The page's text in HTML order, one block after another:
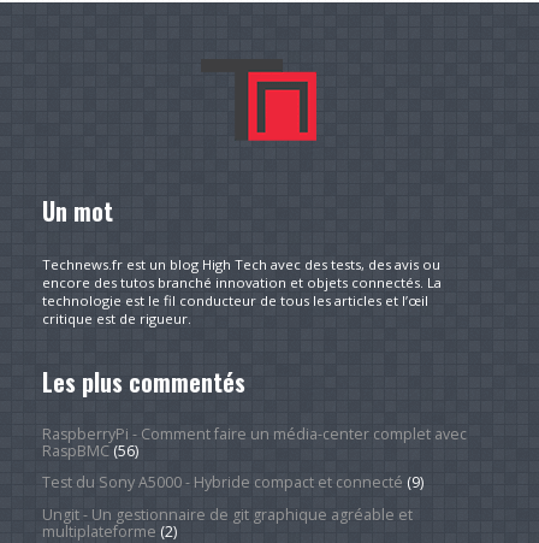
Un mot
Technews.fr est un blog High Tech avec des tests, des avis ou
encore des tutos branché innovation et objets connectés. La
technologie est le fil conducteur de tous les articles et l’œil
critique est de rigueur.
Les plus commentés
RaspberryPi - Comment faire un média-center complet avec
RaspBMC(56)
Test du Sony A5000 - Hybride compact et connecté (9)
Ungit - Un gestionnaire de git graphique agréable et
multiplateforme (2)